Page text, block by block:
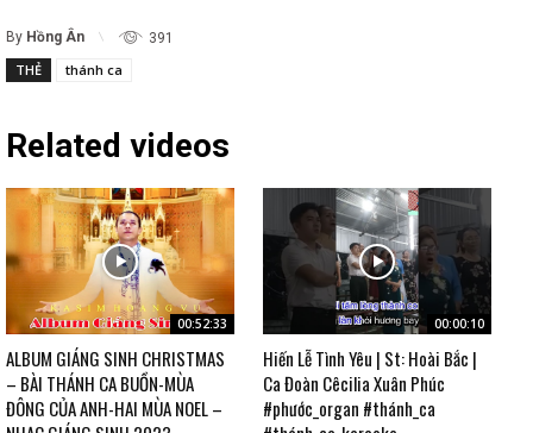
By Hồng Ân 391
THẺ thánh ca
Related videos
00:52:33
ALBUM GIÁNG SINH CHRISTMAS
– BÀI THÁNH CA BUỒN-MÙA
ĐÔNG CỦA ANH-HAI MÙA NOEL –
00:00:10
Hiến Lễ Tình Yêu | St: Hoài Bắc |
Ca Đoàn Cêcilia Xuân Phúc
#phước_organ #thánh_ca